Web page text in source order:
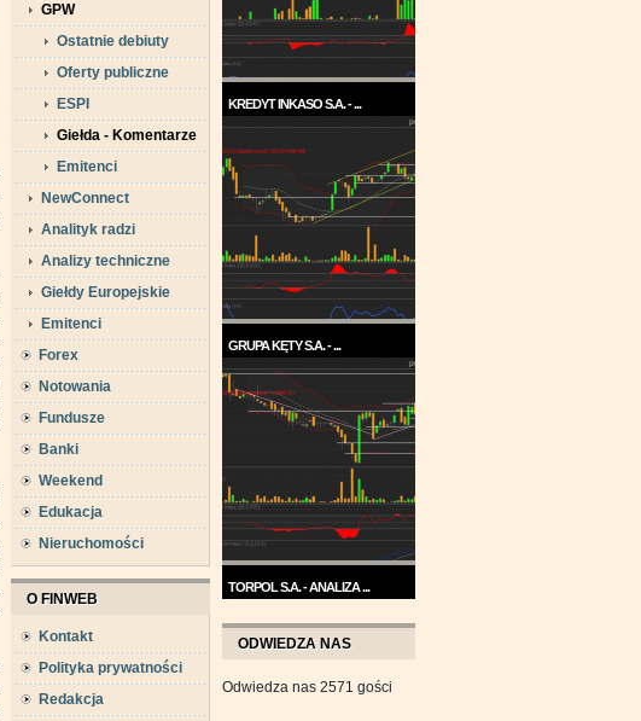
GPW
Ostatnie debiuty
Oferty publiczne
ESPI
Giełda - Komentarze
Emitenci
NewConnect
Analityk radzi
Analizy techniczne
Giełdy Europejskie
Emitenci
Forex
Notowania
Fundusze
Banki
Weekend
Edukacja
Nieruchomości
O FINWEB
Kontakt
Polityka prywatności
Redakcja
KREDYT INKASO S.A. - ...
każdym razie w ...
GRUPA KĘTY S.A. - ...
Trend na wykresie Grupy Kęty
jest wzrostowy. ...
TORPOL S.A. - ANALIZA ...
września wykres Torpolu ...
ODWIEDZA NAS
Odwiedza nas 2571 gości